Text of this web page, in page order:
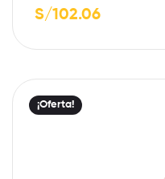
S/102.06
¡Oferta!